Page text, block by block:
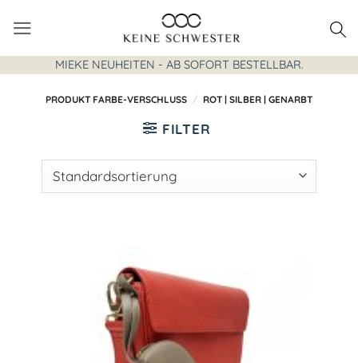
Inhalt
springen
MIEKE NEUHEITEN - AB SOFORT BESTELLBAR.
PRODUKT FARBE-VERSCHLUSS / ROT | SILBER | GENARBT
FILTER